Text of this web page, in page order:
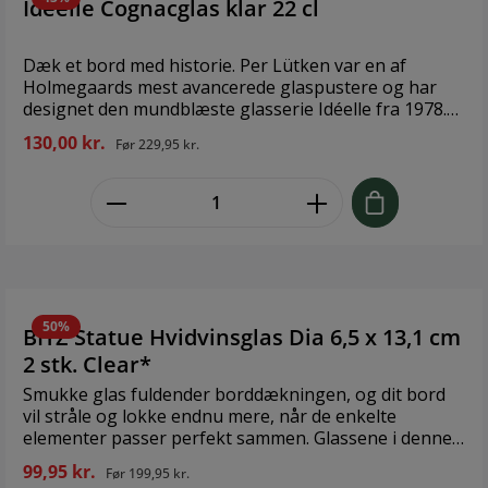
glasset er derfor uundgåelige og udgør en del af den
Mundblæst glas Højde: 18 cm Volumen: 36 cl Tåler
max 55° C i opvaskemaskine.
Idéelle Cognacglas klar 22 cl
Dæk et bord med historie. Per Lütken var en af
Holmegaards mest avancerede glaspustere og har
designet den mundblæste glasserie Idéelle fra 1978.
Hans forkærlighed for svungne, feminine former går
igen i serien. Den bløde, buede kant på cognacglasset
gør det behageligt at drikke af. Serien er komplet og
indeholder glas til forskellige vine, vand og cognac
samt snaps og øl – med og uden stilk. En unik gaveidé
uundgåelige og udgør en del af den charme, der
kendetegner mundblæst glas. Materiale: Mundblæst
glas Højde: 13,5 cm Volumen: 22 cl Tåler max 55° C i
opvaskemaskine.
130,00 kr. Før229,95 kr.
50%
BITZ Statue Hvidvinsglas Dia 6,5 x 13,1 cm
2 stk. Clear*
Smukke glas fuldender borddækningen, og dit bord
vil stråle og lokke endnu mere, når de enkelte
elementer passer perfekt sammen. Glassene i denne
fine krystalserie er designet med en lille fod i klart
eller farvet glas, der er afstemt efter nuancerne i
99,95 kr. Før 199,95 kr.